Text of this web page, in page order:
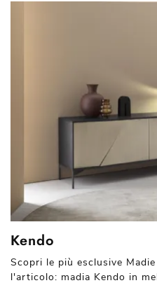
Kendo
Scopri le più esclusive
l'articolo: madia Kendo in